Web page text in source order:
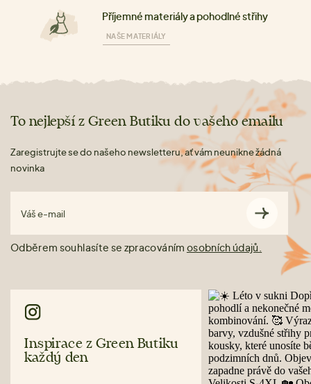
Příjemné materiály a pohodlné střihy
NAŠE MATERIÁLY
To nejlepší z Green Butiku do vašeho emailu
Zaregistrujte se do našeho newsletteru, ať vám neunikne žádná
novinka
Váš e-mail
Odběrem souhlasíte se zpracováním osobních údajů.
Inspirace z Green Butiku
každý den